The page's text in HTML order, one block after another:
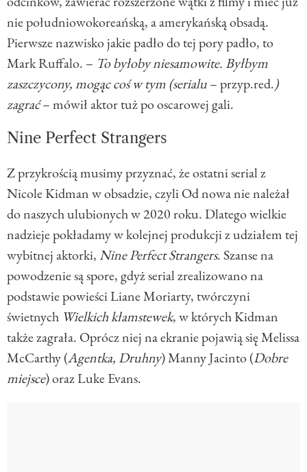
nie południowokoreańską, a amerykańską obsadą.
Pierwsze nazwisko jakie padło do tej pory padło, to
Mark Ruffalo. – To byłoby niesamowite. Byłbym
zaszczycony, mogąc coś w tym (serialu– przyp.red.)
zagrać– mówił aktor tuż po oscarowej gali.
Nine Perfect Strangers
Z przykrością musimy przyznać, że ostatni serial z
Nicole Kidman w obsadzie, czyli Od nowa nie należał
do naszych ulubionych w 2020 roku. Dlatego wielkie
nadzieje pokładamy w kolejnej produkcji z udziałem tej
wybitnej aktorki, Nine Perfect Strangers. Szanse na
powodzenie są spore, gdyż serial zrealizowano na
podstawie powieści Liane Moriarty, twórczyni
świetnych Wielkich kłamstewek, w których Kidman
także zagrała. Oprócz niej na ekranie pojawią się Melissa
McCarthy (Agentka, Druhny) Manny Jacinto (Dobre
miejsce) oraz Luke Evans.